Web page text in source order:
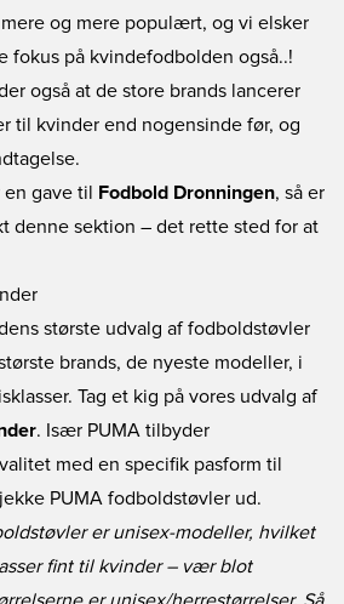
og mere populært, og vi elsker
fokus på kvindefodbolden også..!
også at de store brands lancerer
til kvinder end nogensinde før, og
gave til
Fodbold Dronningen, så er
denne sektion – det rette sted for at
største udvalg af fodboldstøvler
brands, de nyeste modeller, i
Tag et kig på vores udvalg af
. Især PUMA tilbyder
med en specifik pasform til
PUMA fodboldstøvler ud.
er unisex-modeller, hvilket
fint til kvinder – vær blot